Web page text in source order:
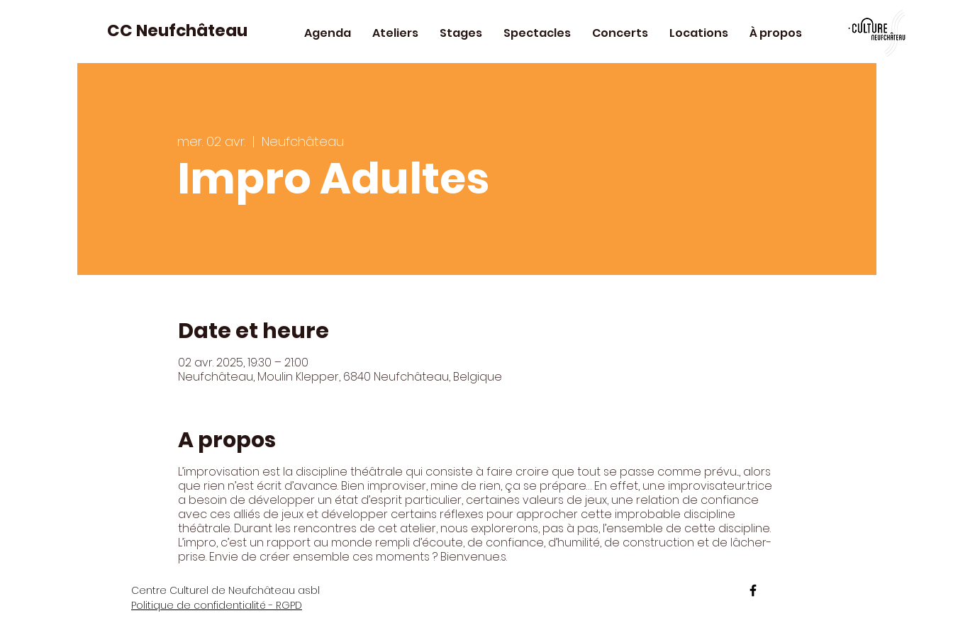
CC Neufchâteau Agenda Ateliers Stages Spectacles Concerts Locations À propos
mer. 02 avr.
  |
Neufchâteau
Impro Adultes
Date et heure
02 avr. 2025, 19:30 – 21:00
Neufchâteau, Moulin Klepper, 6840 Neufchâteau, Belgique
A propos
L’improvisation est la discipline théâtrale qui consiste à faire croire que tout se passe comme prévu..., alors
que rien n’est écrit d’avance. Bien improviser, mine de rien, ça se prépare… En effet, un.e improvisateur.trice
a besoin de développer un état d’esprit particulier, certaines valeurs de jeux, une relation de confiance
avec ces alliés de jeux et développer certains réflexes pour approcher cette improbable discipline
théâtrale. Durant les rencontres de cet atelier, nous explorerons, pas à pas, l’ensemble de cette discipline.
L’impro, c’est un rapport au monde rempli d’écoute, de confiance, d’humilité, de construction et de lâcher-
prise. Envie de créer ensemble ces moments ? Bienvenue.s.
Centre Culturel de Neufchâteau asbl
Politique de confidentialité - RGPD